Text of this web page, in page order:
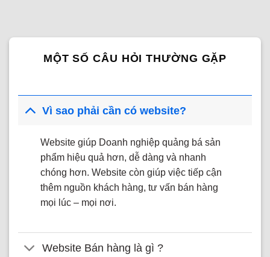
MỘT SỐ CÂU HỎI THƯỜNG GẶP
Vì sao phải cần có website?
Website giúp Doanh nghiệp quảng bá sản
phẩm hiệu quả hơn, dễ dàng và nhanh
chóng hơn. Website còn giúp việc tiếp cận
thêm nguồn khách hàng, tư vấn bán hàng
mọi lúc – mọi nơi.
Website Bán hàng là gì ?